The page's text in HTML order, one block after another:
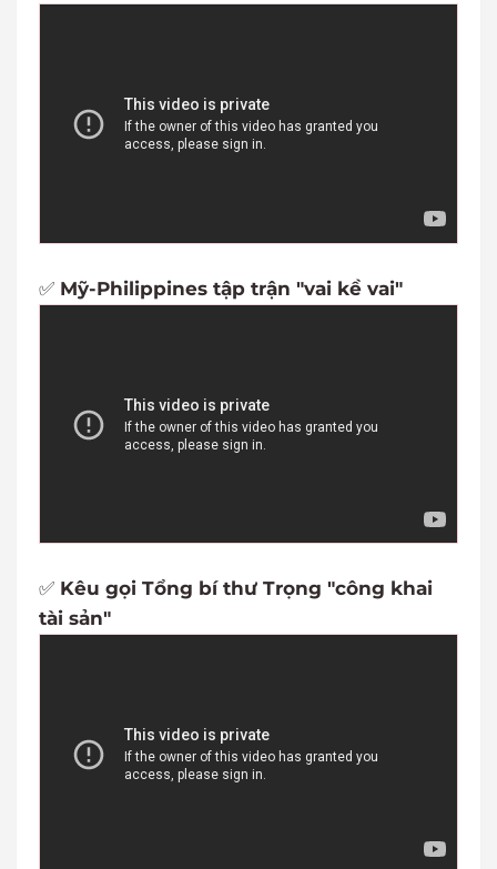
✅ Mỹ-Philippines tập trận "vai kề vai"
✅ Kêu gọi Tổng bí thư Trọng "công khai
tài sản"